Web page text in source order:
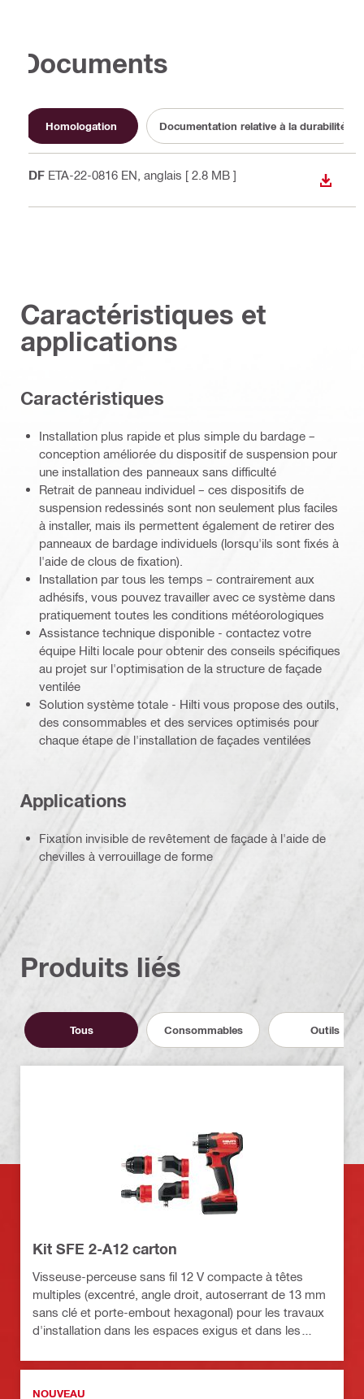
Documents
Homologation Documentation relative à la durabilité
PDF ETA-22-0816 EN , anglais [ 2.8 MB ]
Caractéristiques et
applications
Caractéristiques
Installation plus rapide et plus simple du bardage –
conception améliorée du dispositif de suspension pour
une installation des panneaux sans difficulté
Retrait de panneau individuel – ces dispositifs de
suspension redessinés sont non seulement plus faciles
à installer, mais ils permettent également de retirer des
panneaux de bardage individuels (lorsqu'ils sont fixés à
l'aide de clous de fixation).
Installation par tous les temps – contrairement aux
adhésifs, vous pouvez travailler avec ce système dans
pratiquement toutes les conditions météorologiques
Assistance technique disponible - contactez votre
équipe Hilti locale pour obtenir des conseils spécifiques
au projet sur l'optimisation de la structure de façade
ventilée
Solution système totale - Hilti vous propose des outils,
des consommables et des services optimisés pour
chaque étape de l'installation de façades ventilées
Applications
Fixation invisible de revêtement de façade à l'aide de
chevilles à verrouillage de forme
Produits liés
Tous Consommables Outils
Kit SFE 2-A12 carton
Visseuse-perceuse sans fil 12 V compacte à têtes
multiples (excentré, angle droit, autoserrant de 13 mm
sans clé et porte-embout hexagonal) pour les travaux
d'installation dans les espaces exigus et dans les
NOUVEAU